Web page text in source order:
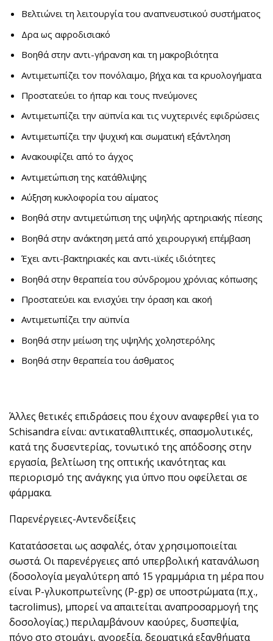
Βελτιώνει τη λειτουργία του αναπνευστικού συστήματος
Δρα ως αφροδισιακό
Βοηθά στην αντι-γήρανση και τη μακροβιότητα
Αντιμετωπίζει τον πονόλαιμο, βήχα και τα κρυολογήματα
Προστατεύει το ήπαρ και τους πνεύμονες
Αντιμετωπίζει την αϋπνία και τις νυχτερινές εφιδρώσεις
Αντιμετωπίζει την ψυχική και σωματική εξάντληση
Ανακουφίζει από το άγχος
Αντιμετώπιση της κατάθλιψης
Αύξηση κυκλοφορία του αίματος
Βοηθά στην αντιμετώπιση της υψηλής αρτηριακής πίεσης
Βοηθά στην ανάκτηση μετά από χειρουργική επέμβαση
Έχει αντι-βακτηριακές και αντι-ιϊκές ιδιότητες
Βοηθά στην θεραπεία του σύνδρομου χρόνιας κόπωσης
Προστατεύει και ενισχύει την όραση και ακοή
Αντιμετωπίζει την αϋπνία
Βοηθά στην μείωση της υψηλής χοληστερόλης
Βοηθά στην θεραπεία του άσθματος
Άλλες θετικές επιδράσεις που έχουν αναφερθεί για το
Schisandra είναι: αντικαταθλιπτικές, σπασμολυτικές,
κατά της δυσεντερίας, τονωτικό της απόδοσης στην
εργασία, βελτίωση της οπτικής ικανότητας και
περιορισμό της ανάγκης για ύπνο που οφείλεται σε
φάρμακα.
Παρενέργειες-Αντενδείξεις
Κατατάσσεται ως ασφαλές, όταν χρησιμοποιείται
σωστά. Οι παρενέργειες από υπερβολική κατανάλωση
(δοσολογία μεγαλύτερη από 15 γραμμάρια τη μέρα που
είναι P-γλυκοπρωτεΐνης (P-gp) σε υποστρώματα (π.χ.,
tacrolimus), μπορεί να απαιτείται αναπροσαρμογή της
δοσολογίας.) περιλαμβάνουν καούρες, δυσπεψία,
πόνο στο στομάχι, ανορεξία, δερματικά εξανθήματα